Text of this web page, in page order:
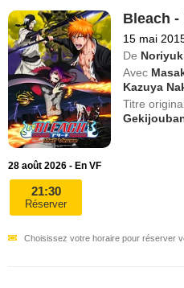
Bleach -
15 mai
De
Avec
Kazuya
Titre
28 août 2026 - En VF
21:30
Réserver
Choisissez votre horaire pour réserver